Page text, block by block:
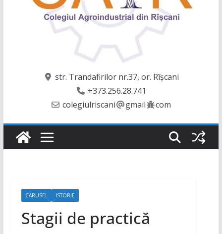
str. Trandafirilor nr.37, or. Rîşcani
+373.256.28.741
colegiulriscani
gmail com
CARUSEL ISTORIE
Stagii de practică